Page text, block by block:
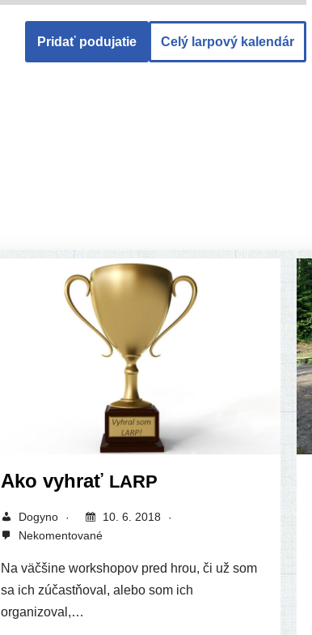
Pridať podu­ja­tie Celý lar­po­vý kalendár
Ako vyhrať LARP
Dogy­no
10. 6. 2018
Nekomentované
Na väč­ši­ne works­ho­pov pred hrou, či už som
sa ich zúčast­ňo­val, ale­bo som ich
organizoval,…